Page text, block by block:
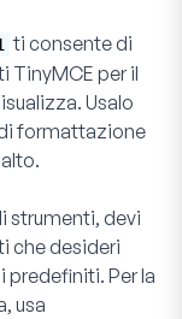
ti consente di
TinyMCE per il
Usalo
formattazione
strumenti, devi
che desideri
predefiniti. Per la
usa